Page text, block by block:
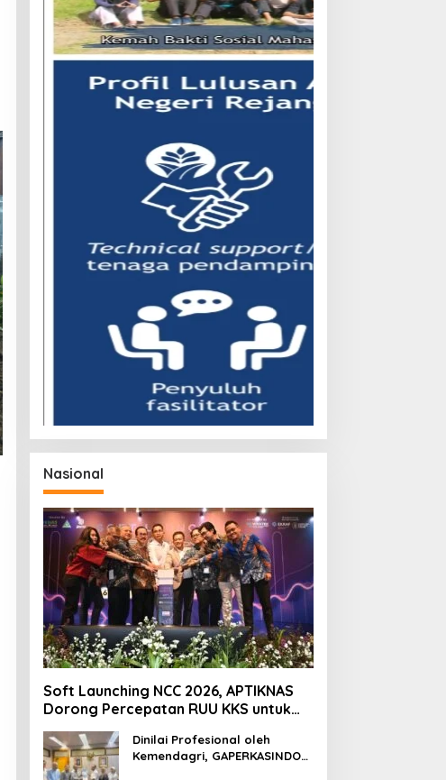
Nasional
Soft Launching NCC 2026, APTIKNAS
Dorong Percepatan RUU KKS untuk
Memperkuat Kedaulatan Digital
Indonesia
Dinilai Profesional oleh
Kemendagri, GAPERKASINDO